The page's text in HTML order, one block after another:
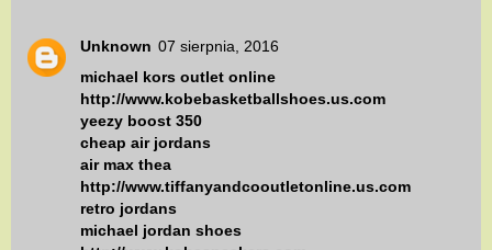
Unknown 07 sierpnia, 2016
michael kors outlet online
http://www.kobebasketballshoes.us.com
yeezy boost 350
cheap air jordans
air max thea
http://www.tiffanyandcooutletonline.us.com
retro jordans
michael jordan shoes